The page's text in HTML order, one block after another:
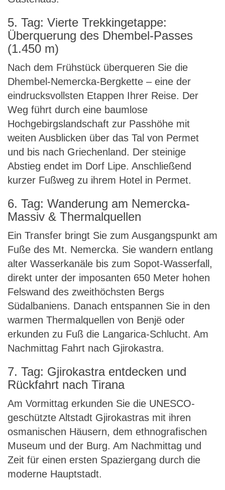
5. Tag: Vierte Trekkingetappe:
Überquerung des Dhembel-Passes
(1.450 m)
Nach dem Frühstück überqueren Sie die
Dhembel-Nemercka-Bergkette – eine der
eindrucksvollsten Etappen Ihrer Reise. Der
Weg führt durch eine baumlose
Hochgebirgslandschaft zur Passhöhe mit
weiten Ausblicken über das Tal von Permet
und bis nach Griechenland. Der steinige
Abstieg endet im Dorf Lipe. Anschließend
kurzer Fußweg zu ihrem Hotel in Permet.
6. Tag: Wanderung am Nemercka-
Massiv & Thermalquellen
Ein Transfer bringt Sie zum Ausgangspunkt am
Fuße des Mt. Nemercka. Sie wandern entlang
alter Wasserkanäle bis zum Sopot-Wasserfall,
direkt unter der imposanten 650 Meter hohen
Felswand des zweithöchsten Bergs
Südalbaniens. Danach entspannen Sie in den
warmen Thermalquellen von Benjë oder
erkunden zu Fuß die Langarica-Schlucht. Am
Nachmittag Fahrt nach Gjirokastra.
7. Tag: Gjirokastra entdecken und
Rückfahrt nach Tirana
Am Vormittag erkunden Sie die UNESCO-
geschützte Altstadt Gjirokastras mit ihren
osmanischen Häusern, dem ethnografischen
Museum und der Burg. Am Nachmittag und
Zeit für einen ersten Spaziergang durch die
moderne Hauptstadt.